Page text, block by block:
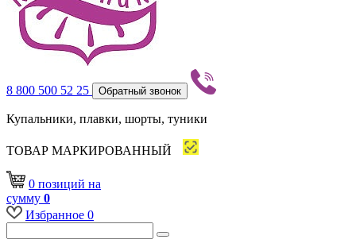
8 800 500 52 25 Обратный звонок
Купальники, плавки, шорты, туники
ТОВАР МАРКИРОВАННЫЙ
0 позиций на
сумму 0
Избранное 0